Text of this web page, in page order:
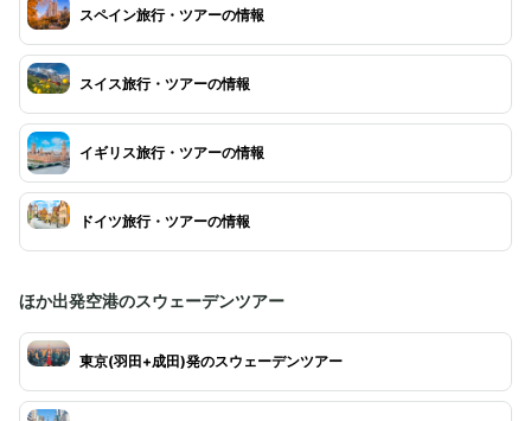
スペイン旅行・ツアーの情報
スイス旅行・ツアーの情報
イギリス旅行・ツアーの情報
ドイツ旅行・ツアーの情報
ほか出発空港のスウェーデンツアー
東京(羽田+成田)発のスウェーデンツアー